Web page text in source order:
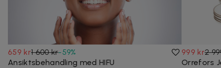
659 kr1 600 kr-59%
Ansiktsbehandling med HIFU
999 kr2
Orrefors